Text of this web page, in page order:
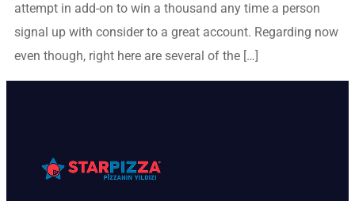
attempt in add-on to win a thousand any time a person
signal up with consider to a great account. Regarding now
even though, right here are several of the […]